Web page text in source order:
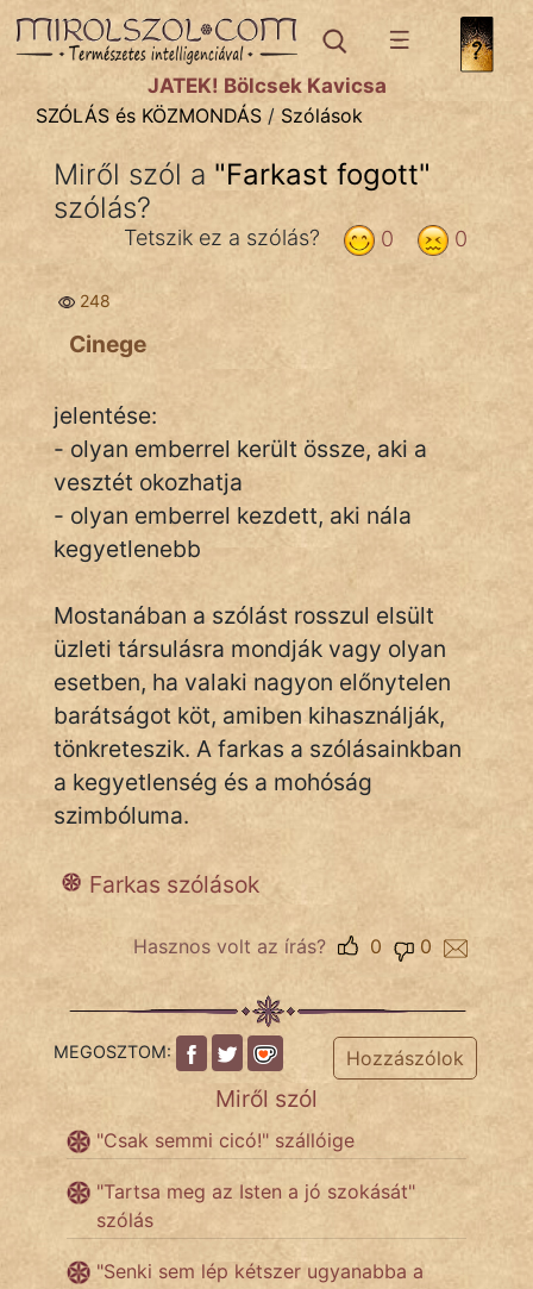
SZÓLÁS ÉS KÖZMONDÁStémák:
Bibliai
Közmondások
Szállóigék
Szóláscsoportok
Szólások
Tréfás
IRODALOM
SZÓLÁS
KÖZMONDÁS
PSZICHO
FILM
ÉLETMÓD
MAGYARSÁG
TÖRTÉNELEM
Népszerű szerzőink:
cinege
fantom
JÁTÉK! Bölcsek Kavicsa
SZÓLÁS és KÖZMONDÁS / Szólások
Miről szól a "Farkast fogott"
szólás?
0
0
Tetszik ez a szólás?
248
Cinege
jelentése:
- olyan emberrel került össze, aki a
vesztét okozhatja
- olyan emberrel kezdett, aki nála
kegyetlenebb
Mostanában a szólást rosszul elsült
üzleti társulásra mondják vagy olyan
esetben, ha valaki nagyon előnytelen
barátságot köt, amiben kihasználják,
tönkreteszik. A farkas a szólásainkban
a kegyetlenség és a mohóság
szimbóluma.
Farkas szólások
Hasznos volt az írás? 0
0
MEGOSZTOM: Hozzászólok
Miről szól
"Csak semmi cicó!" szállóige
"Tartsa meg az Isten a jó szokását"
szólás
"Senki sem lép kétszer ugyanabba a